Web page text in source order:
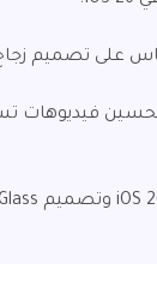
تحسين